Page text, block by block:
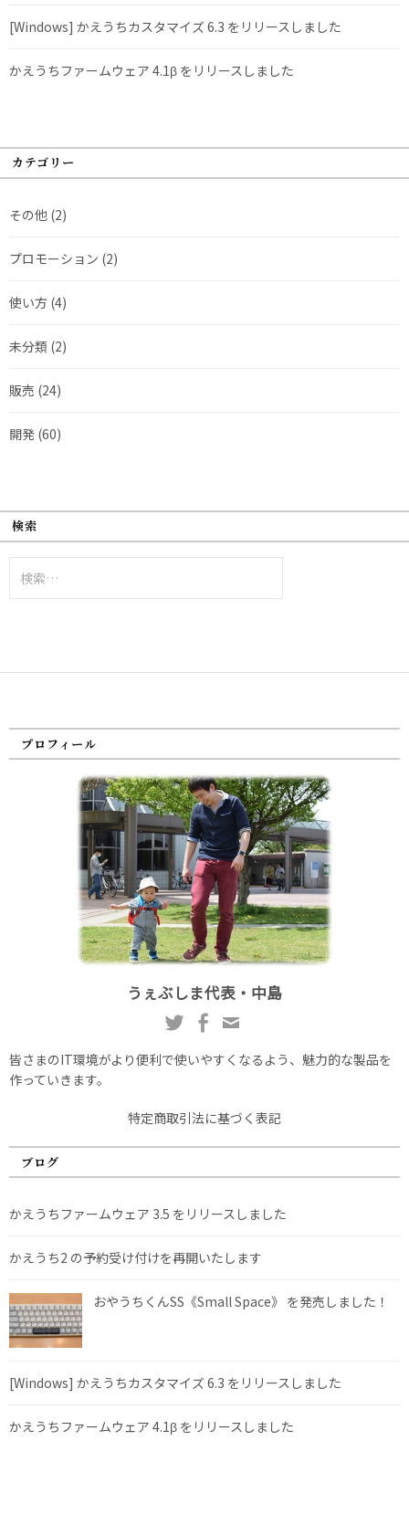
[Windows] かえうちカスタマイズ 6.3 をリリースしました
かえうちファームウェア 4.1β をリリースしました
カテゴリー
その他 (2)
プロモーション (2)
使い方 (4)
未分類 (2)
販売 (24)
開発 (60)
検索
索:
プロフィール
うぇぶしま代表・中島
皆さまのIT環境がより便利で使いやすくなるよう、魅力的な製品を
作っていきます。
特定商取引法に基づく表記
ブログ
かえうちファームウェア 3.5 をリリースしました
かえうち2 の予約受け付けを再開いたします
おやうちくんSS《Small Space》 を発売しました！
[Windows] かえうちカスタマイズ 6.3 をリリースしました
かえうちファームウェア 4.1β をリリースしました